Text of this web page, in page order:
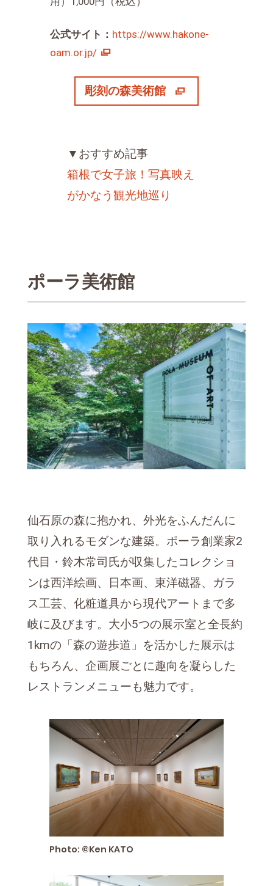
公式サイト： https://www.hakone-
oam.or.jp/
彫刻の森美術館
▼おすすめ記事
箱根で女子旅！写真映え
がかなう観光地巡り
ポーラ美術館
仙石原の森に抱かれ、外光をふんだんに
取り入れるモダンな建築。ポーラ創業家2
代目・鈴木常司氏が収集したコレクショ
ンは西洋絵画、日本画、東洋磁器、ガラ
ス工芸、化粧道具から現代アートまで多
岐に及びます。大小5つの展示室と全長約
1kmの「森の遊歩道」を活かした展示は
もちろん、企画展ごとに趣向を凝らした
レストランメニューも魅力です。
Photo: ©Ken KATO